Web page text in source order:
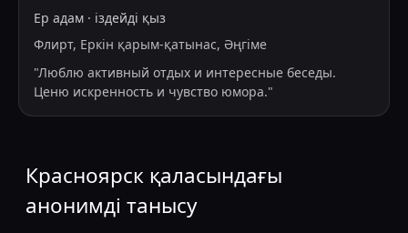
Ер адам · іздейді қыз
Флирт, Еркін қарым-қатынас, Әңгіме
"Люблю активный отдых и интересные беседы.
Ценю искренность и чувство юмора."
Красноярск қаласындағы
анонимді танысу